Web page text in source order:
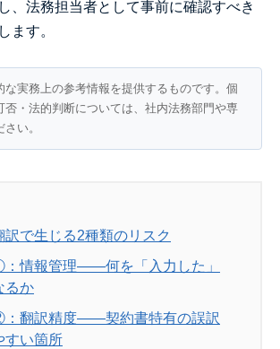
法務担当者として事前に確認すべき
ます。
実務上の参考情報を提供するものです。個
否・法的判断については、社内法務部門や専
い。
訳で生じる2種類のリスク
情報管理——何を「入力した」
るか
：翻訳精度——契約書特有の誤訳
すい箇所